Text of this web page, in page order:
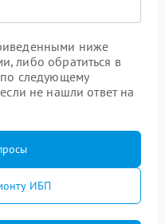
ниже
либо обратиться в
по следующему
если не нашли ответ на
ИБП